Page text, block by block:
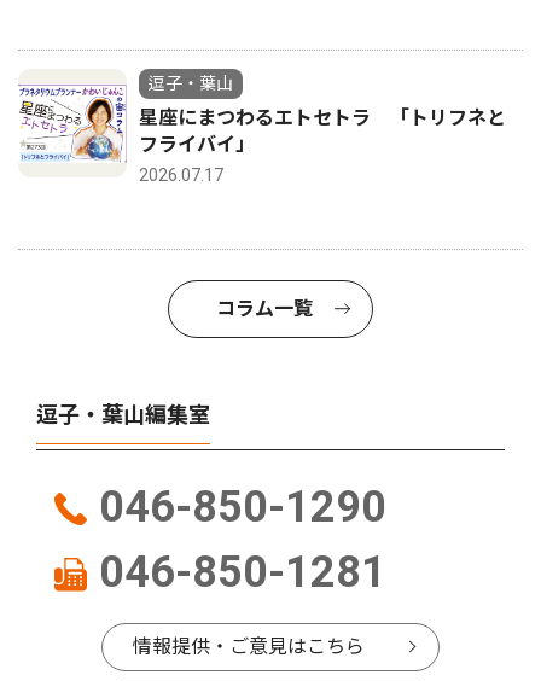
逗子・葉山
星座にまつわるエトセトラ 「トリフネと
フライバイ」
2026.07.17
コラム一覧
逗子・葉山編集室
046-850-1290
046-850-1281
情報提供・ご意見はこちら